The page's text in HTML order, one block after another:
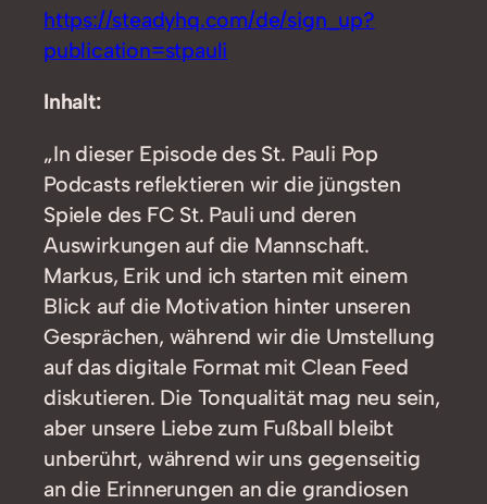
https://steadyhq.com/de/sign_up?
publication=stpauli
Inhalt:
„In dieser Episode des St. Pauli Pop
Podcasts reflektieren wir die jüngsten
Spiele des FC St. Pauli und deren
Auswirkungen auf die Mannschaft.
Markus, Erik und ich starten mit einem
Blick auf die Motivation hinter unseren
Gesprächen, während wir die Umstellung
auf das digitale Format mit Clean Feed
diskutieren. Die Tonqualität mag neu sein,
aber unsere Liebe zum Fußball bleibt
unberührt, während wir uns gegenseitig
an die Erinnerungen an die grandiosen